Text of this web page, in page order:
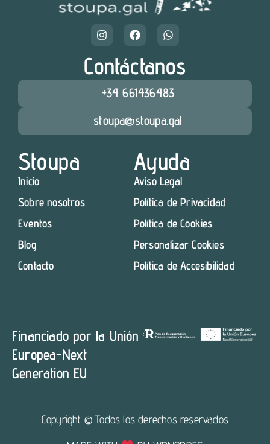
Stoupa
Inicio
Sobre nosotros
Eventos
Blog
Contacto
Ayuda
Aviso Legal
Política de Privacidad
Política de Cookies
Personalizar Cookies
Política de Accesibilidad
Contáctanos
+34 661436483
stoupa@stoupa.gal
Financiado por la Unión
Europea-Next
Generation EU
Copyright © Todos los derechos reservados